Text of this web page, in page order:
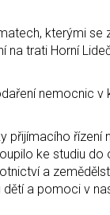
kterými se
trati Horní
nemocnic v
řízení
ke studiu
a
a pomoci v